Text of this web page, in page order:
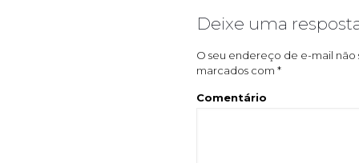
Deixe uma
O seu endereço de e-mail não
marcados com *
Comentário